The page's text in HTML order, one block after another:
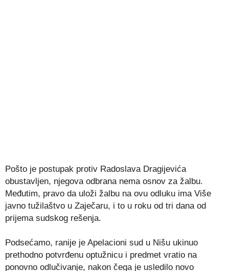
Pošto je postupak protiv Radoslava Dragijevića
obustavljen, njegova odbrana nema osnov za žalbu.
Međutim, pravo da uloži žalbu na ovu odluku ima Više
javno tužilaštvo u Zaječaru, i to u roku od tri dana od
prijema sudskog rešenja.
Podsećamo, ranije je Apelacioni sud u Nišu ukinuo
prethodno potvrđenu optužnicu i predmet vratio na
ponovno odlučivanje, nakon čega je usledilo novo